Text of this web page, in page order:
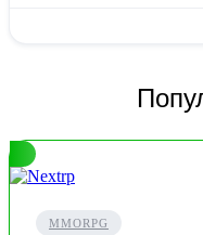
MMORPG